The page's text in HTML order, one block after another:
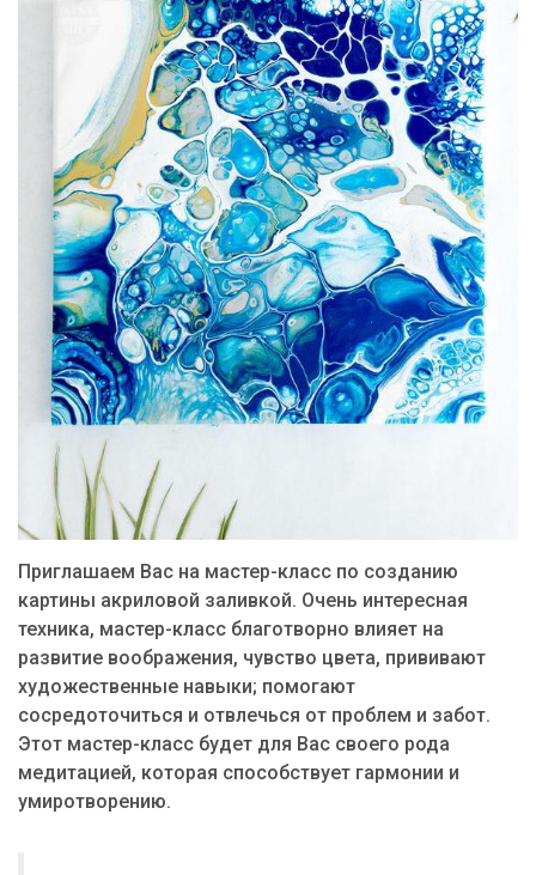
Приглашаем Вас на мастер-класс по созданию
картины акриловой заливкой. Очень интересная
техника, мастер-класс благотворно влияет на
развитие воображения, чувство цвета, прививают
художественные навыки; помогают
сосредоточиться и отвлечься от проблем и забот.
Этот мастер-класс будет для Вас своего рода
медитацией, которая способствует гармонии и
умиротворению.